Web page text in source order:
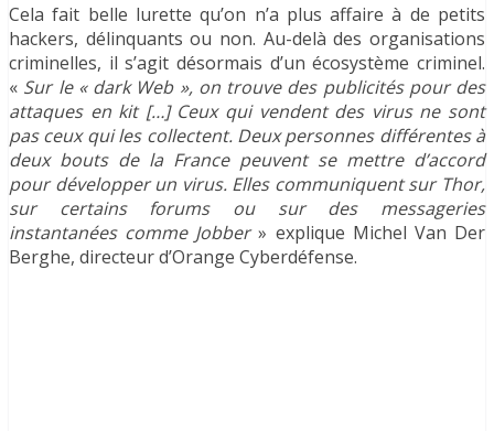
Cela fait belle lurette qu’on n’a plus affaire à de petits
hackers, délinquants ou non. Au-delà des organisations
criminelles, il s’agit désormais d’un écosystème criminel.
« Sur le « dark Web », on trouve des publicités pour des
attaques en kit […] Ceux qui vendent des virus ne sont
pas ceux qui les collectent. Deux personnes différentes à
deux bouts de la France peuvent se mettre d’accord
pour développer un virus. Elles communiquent sur Thor,
sur certains forums ou sur des messageries
instantanées comme Jobber» explique Michel Van Der
Berghe, directeur d’Orange Cyberdéfense.